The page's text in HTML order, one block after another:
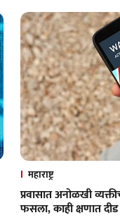
महाराष्ट्र
प्रवासात अनोळखी
फसला, काही क्षणात